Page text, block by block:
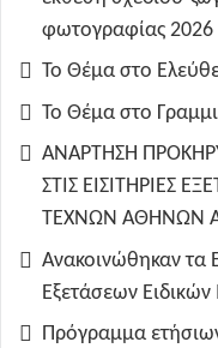
φωτογραφίας 2026
Το Θέμα στο
Το Θέμα στο
ΑΝΑΡΤΗΣΗ
ΣΤΙΣ ΕΙΣΙΤΗΡΙΕΣ
ΤΕΧΝΩΝ ΑΘΗΝΩΝ
Ανακοινώθηκαν τα
Εξετάσεων
Πρόγραμμα